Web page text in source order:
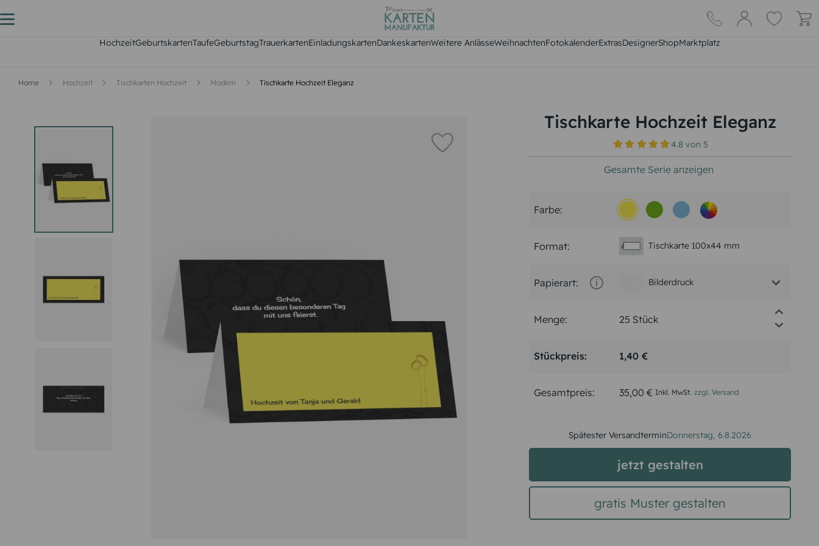
HochzeitGeburtskartenTaufeGeburtstagTrauerkartenEinladungskartenDankeskartenWeitere AnlässeWeihnachtenFotokalenderExtrasDesignerShopMarktplatz
Home Hochzeit Tischkarten Hochzeit Modern Tischkarte Hochzeit Eleganz
Tischkarte Hochzeit Eleganz
4.8von 5
Gesamte Serie anzeigen
Farbe:
Format: Tischkarte 100x44 mm
Papierart: Bilderdruck
Menge:
Stückpreis: 1,40 €
Gesamtpreis: 35,00 € Inkl. MwSt. zzgl. Versand
Spätester VersandterminDonnerstag, 6.8.2026
jetzt gestalten
gratis Muster gestalten